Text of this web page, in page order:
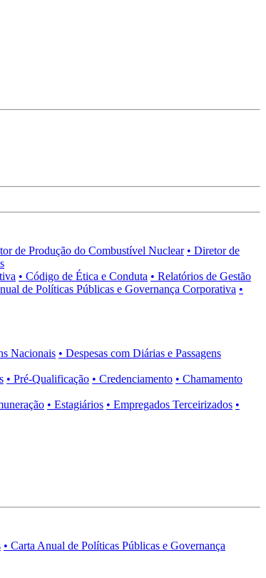
de Produção do Combustível Nuclear • Diretor de
• Código de Ética e Conduta • Relatórios de Gestão
de Políticas Públicas e Governança Corporativa •
Nacionais • Despesas com Diárias e Passagens
• Pré-Qualificação • Credenciamento • Chamamento
• Estagiários • Empregados Terceirizados •
• Carta Anual de Políticas Públicas e Governança